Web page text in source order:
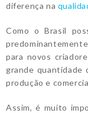
diferença na
Como o Brasil
para novos
grande quantidade
produção e
Assim, é muito